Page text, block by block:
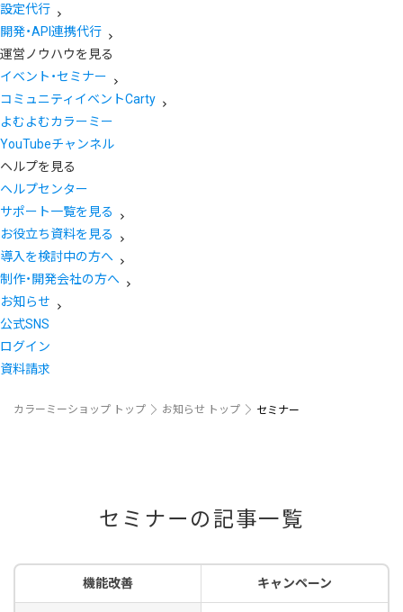
設定代行
開発・API連携代行
運営ノウハウを見る
イベント・セミナー
コミュニティイベントCarty
よむよむカラーミー
YouTubeチャンネル
ヘルプを見る
ヘルプセンター
サポート一覧を見る
お役立ち資料を見る
導入を検討中の方へ
制作・開発会社の方へ
お知らせ
公式SNS
ログイン
資料請求
カラーミーショップ トップ お知らせ トップ セミナー
セミナーの記事一覧
機能改善 キャンペーン